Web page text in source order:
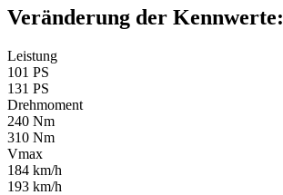
Veränderung der Kennwerte:
Leistung
101 PS
131 PS
Drehmoment
240 Nm
310 Nm
Vmax
184 km/h
193 km/h